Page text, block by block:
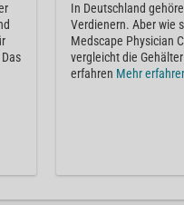
In Deutschland
Verdienern. Aber wie
Medscape Physician
vergleicht die
erfahren Mehr